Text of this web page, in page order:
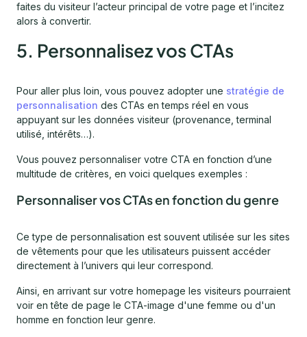
faites du visiteur l’acteur principal de votre page et l’incitez
alors à convertir.
5. Personnalisez vos CTAs
Pour aller plus loin, vous pouvez adopter une stratégie de
personnalisation des CTAs en temps réel en vous
appuyant sur les données visiteur (provenance, terminal
utilisé, intérêts…).
Vous pouvez personnaliser votre CTA en fonction d’une
multitude de critères, en voici quelques exemples :
Personnaliser vos CTAs en fonction du genre
Ce type de personnalisation est souvent utilisée sur les sites
de vêtements pour que les utilisateurs puissent accéder
directement à l’univers qui leur correspond.
Ainsi, en arrivant sur votre homepage les visiteurs pourraient
voir en tête de page le CTA-image d'une femme ou d'un
homme en fonction leur genre.